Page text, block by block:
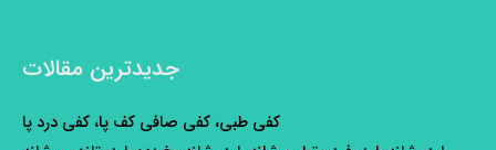
جدیدترین مقالات
کفی طبی، کفی صافی کف پا، کفی درد پا